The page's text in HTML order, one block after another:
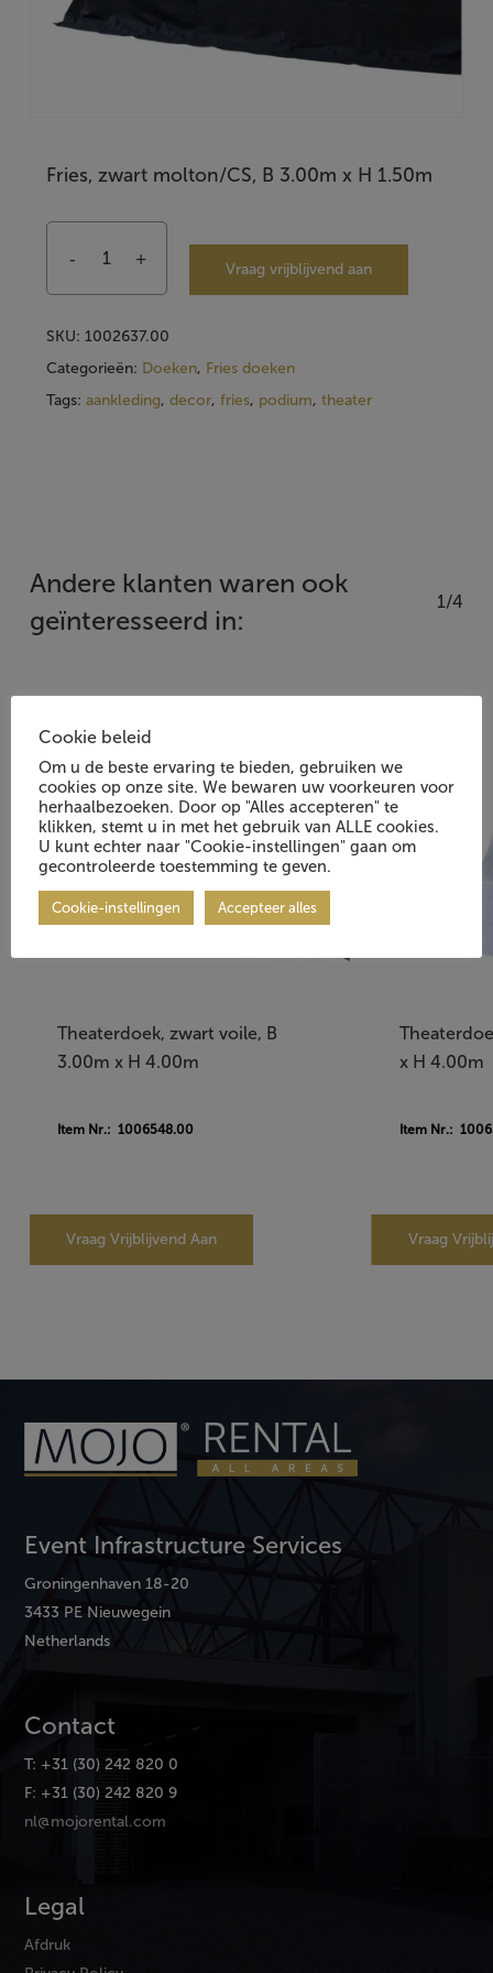
Fries, zwart molton/CS, B 3.00m x H 1.50m
Vraag vrijblijvend aan
SKU: 1002637.00
Categorieën: Doeken, Fries doeken
Tags: aankleding, decor, fries, podium, theater
Andere klanten waren ook
geïnteresseerd in:
1/4
Theaterdoek, zwart voile, B
3.00m x H 4.00m
Item Nr.: 1006548.00
Vraag Vrijblijvend Aan
x H 4.00m
Item Nr.:
Vraag
Event Infrastructure Services
Groningenhaven 18-20
3433 PE Nieuwegein
Netherlands
Contact
T: +31 (30) 242 820 0
F: +31 (30) 242 820 9
nl@mojorental.com
Legal
Afdruk
Cookie beleid
Om u de beste ervaring te bieden, gebruiken we
cookies op onze site. We bewaren uw voorkeuren voor
herhaalbezoeken. Door op "Alles accepteren" te
klikken, stemt u in met het gebruik van ALLE cookies.
U kunt echter naar "Cookie-instellingen" gaan om
gecontroleerde toestemming te geven.
Cookie-instellingen Accepteer alles